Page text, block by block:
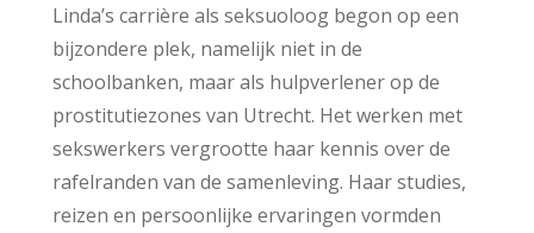
Linda’s carrière als seksuoloog begon op een
bijzondere plek, namelijk niet in de
schoolbanken, maar als hulpverlener op de
prostitutiezones van Utrecht. Het werken met
sekswerkers vergrootte haar kennis over de
rafelranden van de samenleving. Haar studies,
reizen en persoonlijke ervaringen vormden